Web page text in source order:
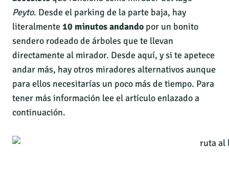
Peyto. Desde el parking de la parte baja, hay
literalmente 10 minutos andando por un bonito
sendero rodeado de árboles que te llevan
directamente al mirador. Desde aquí, y si te apetece
andar más, hay otros miradores alternativos aunque
para ellos necesitarías un poco más de tiempo. Para
tener más información lee el artículo enlazado a
continuación.